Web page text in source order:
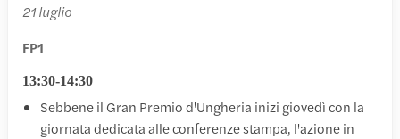
21 luglio
FP1
13:30-14:30
Sebbene il Gran Premio d'Ungheria inizi giovedì con la
giornata dedicata alle conferenze stampa, l'azione in